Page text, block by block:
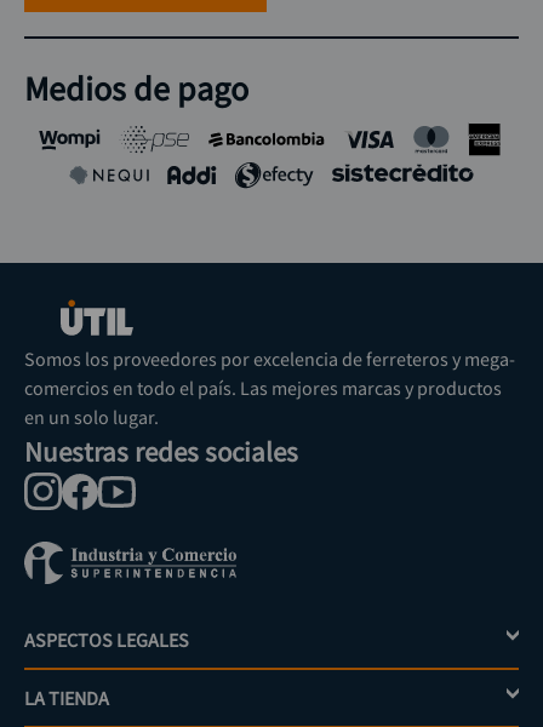
Medios de pago
Somos los proveedores por excelencia de ferreteros y mega-
comercios en todo el país. Las mejores marcas y productos
en un solo lugar.
Nuestras redes sociales
ASPECTOS LEGALES +
Política de tratamiento de datos personales
LA TIENDA +